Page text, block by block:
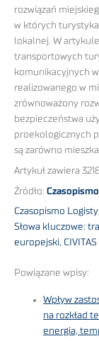
rozwiązań
w których
lokalnej. W
transportowych
komunikacyjnych
realizowanego w
zrównoważony
bezpieczeństwa
proekologicznych
są zarówno
Artykuł zawiera
Źródło:
Czasopismo
Słowa kluczowe:
europejski,
Powiązane wpisy:
Wpływ
na rozkład
energia,